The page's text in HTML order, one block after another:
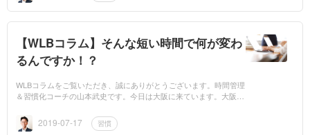
【WLBコラム】そんな短い時間で何が変わ
るんですか！？
WLBコラムをご覧いただき、誠にありがとうございます。時間管理
＆習慣化コーチの山本武史です。今日は大阪に来ています。大阪の
けでなく...2019-07-17 習慣